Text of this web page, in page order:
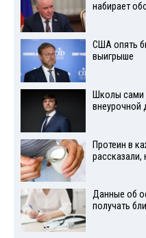
набирает
США опять
выигрыше
Школы сами
внеурочной
Протеин в
рассказали,
Данные об
получать